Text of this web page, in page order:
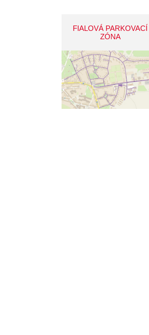
FIALOVÁ PARKOVACÍ
ZÓNA